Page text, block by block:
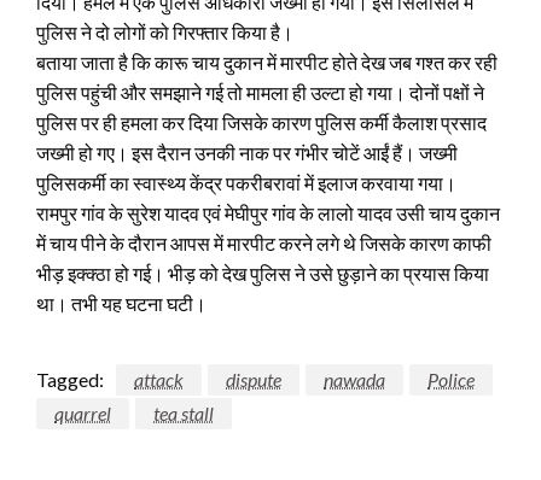
पुलिस ने दो लोगों को गिरफ्तार किया है।
बताया जाता है कि कारू चाय दुकान में मारपीट होते देख जब गश्त कर रही
पुलिस पहुंची और समझाने गई तो मामला ही उल्टा हो गया। दोनों पक्षों ने
पुलिस पर ही हमला कर दिया जिसके कारण पुलिस कर्मी कैलाश प्रसाद
जख्मी हो गए। इस दैरान उनकी नाक पर गंभीर चोटें आईं हैं। जख्मी
पुलिसकर्मी का स्वास्थ्य केंद्र पकरीबरावां में इलाज करवाया गया।
रामपुर गांव के सुरेश यादव एवं मेघीपुर गांव के लालो यादव उसी चाय दुकान
में चाय पीने के दौरान आपस में मारपीट करने लगे थे जिसके कारण काफी
भीड़ इक्क्ठा हो गई। भीड़ को देख पुलिस ने उसे छुड़ाने का प्रयास किया
था। तभी यह घटना घटी।
Tagged: attack dispute nawada
Police
quarrel
tea stall